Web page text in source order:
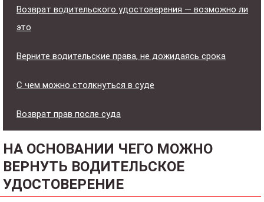
Возврат водительского удостоверения — возможно ли
это
Верните водительские права, не дожидаясь срока
С чем можно столкнуться в суде
Возврат прав после суда
НА ОСНОВАНИИ ЧЕГО МОЖНО
ВЕРНУТЬ ВОДИТЕЛЬСКОЕ
УДОСТОВЕРЕНИЕ